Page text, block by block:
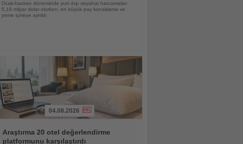
Ocak-haziran döneminde yurt dışı seyahat harcamaları
5,19 milyar dolar olurken, en büyük pay konaklama ve
yeme içmeye ayrıldı
Oku
04.08.2026
Araştırma 20 otel değerlendirme
platformunu karşılaştırdı